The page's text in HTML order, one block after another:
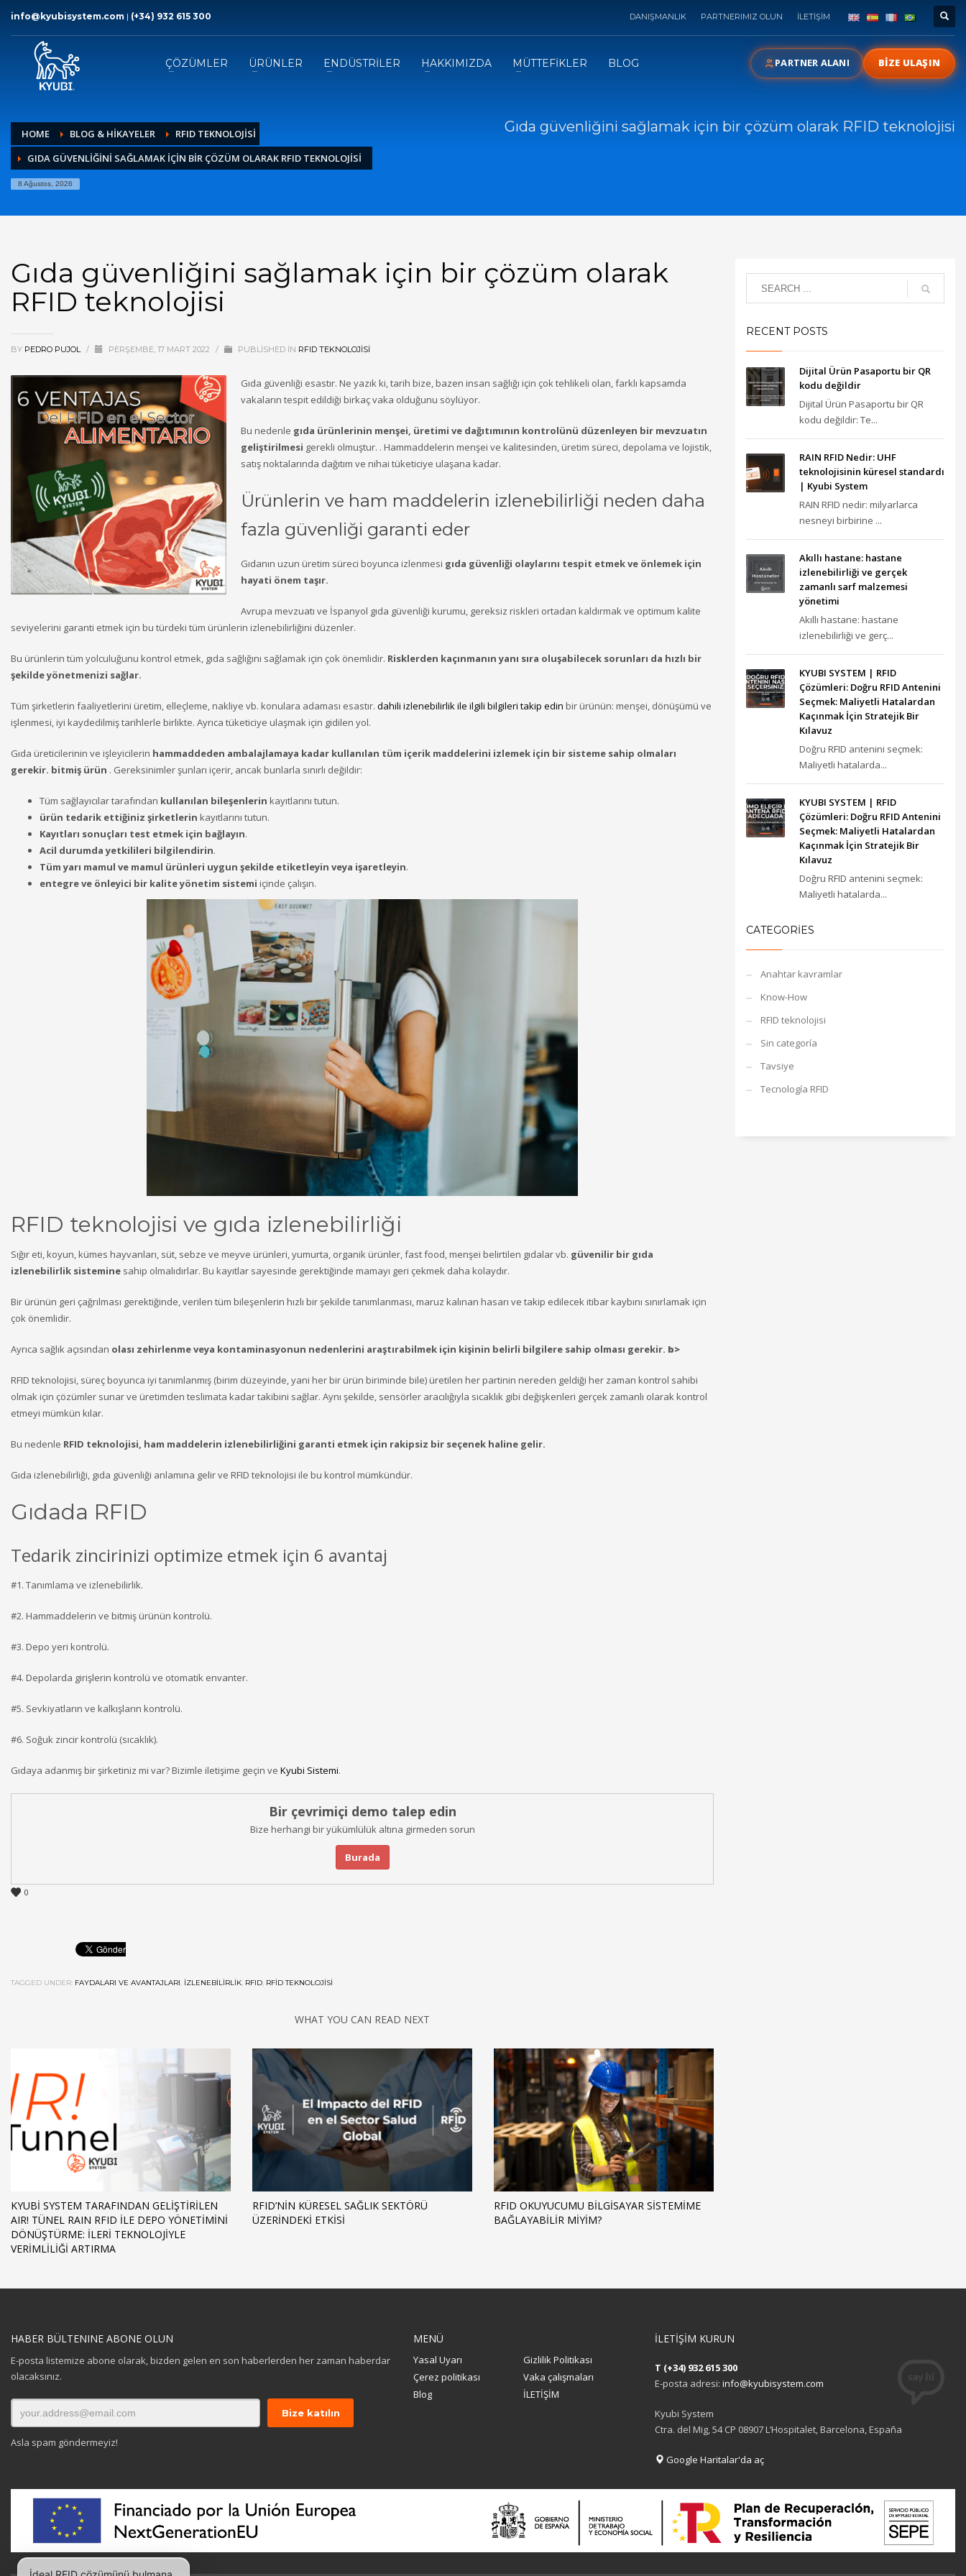
info@kyubisystem.com | (+34) 932 615 300 DANIŞMANLIK PARTNERIMIZ OLUN İLETİŞİM
ÇÖZÜMLER ÜRÜNLER ENDÜSTRİLER HAKKIMIZDA MÜTTEFİKLER BLOG PARTNER ALANI BİZE ULAŞIN
HOME BLOG & HİKAYELER
RFID TEKNOLOJISI
GIDA GÜVENLIĞINI SAĞLAMAK IÇIN BIR ÇÖZÜM OLARAK RFID TEKNOLOJISI
8 Ağustos, 2026
Gıda güvenliğini sağlamak için bir çözüm olarak RFID teknolojisi
Gıda güvenliğini sağlamak için bir çözüm olarak
RFID teknolojisi
BY PEDRO PUJOL / PERŞEMBE, 17 MART 2022 / PUBLISHED IN RFID TEKNOLOJISI
Gıda güvenliği esastır. Ne yazık ki, tarih bize, bazen insan sağlığı için çok tehlikeli olan, farklı kapsamda
vakaların tespit edildiği birkaç vaka olduğunu söylüyor.
Bu nedenle gıda ürünlerinin menşei, üretimi ve dağıtımının kontrolünü düzenleyen bir mevzuatın
geliştirilmesi gerekli olmuştur. . Hammaddelerin menşei ve kalitesinden, üretim süreci, depolama ve lojistik,
satış noktalarında dağıtım ve nihai tüketiciye ulaşana kadar.
Ürünlerin ve ham maddelerin izlenebilirliği neden daha
fazla güvenliği garanti eder
Gıdanın uzun üretim süreci boyunca izlenmesi gıda güvenliği olaylarını tespit etmek ve önlemek için
hayati önem taşır.
Avrupa mevzuatı ve İspanyol gıda güvenliği kurumu, gereksiz riskleri ortadan kaldırmak ve optimum kalite
seviyelerini garanti etmek için bu türdeki tüm ürünlerin izlenebilirliğini düzenler.
Bu ürünlerin tüm yolculuğunu kontrol etmek, gıda sağlığını sağlamak için çok önemlidir. Risklerden kaçınmanın yanı sıra oluşabilecek sorunları da hızlı bir
şekilde yönetmenizi sağlar.
Tüm şirketlerin faaliyetlerini üretim, elleçleme, nakliye vb. konulara adaması esastır. dahili izlenebilirlik ile ilgili bilgileri takip edin bir ürünün: menşei, dönüşümü ve
işlenmesi, iyi kaydedilmiş tarihlerle birlikte. Ayrıca tüketiciye ulaşmak için gidilen yol.
Gıda üreticilerinin ve işleyicilerin hammaddeden ambalajlamaya kadar kullanılan tüm içerik maddelerini izlemek için bir sisteme sahip olmaları
gerekir. bitmiş ürün . Gereksinimler şunları içerir, ancak bunlarla sınırlı değildir:
Tüm sağlayıcılar tarafından kullanılan bileşenlerin kayıtlarını tutun.
ürün tedarik ettiğiniz şirketlerin kayıtlarını tutun.
Kayıtları sonuçları test etmek için bağlayın.
Acil durumda yetkilileri bilgilendirin.
Tüm yarı mamul ve mamul ürünleri uygun şekilde etiketleyin veya işaretleyin.
entegre ve önleyici bir kalite yönetim sistemi içinde çalışın.
RFID teknolojisi ve gıda izlenebilirliği
Sığır eti, koyun, kümes hayvanları, süt, sebze ve meyve ürünleri, yumurta, organik ürünler, fast food, menşei belirtilen gıdalar vb. güvenilir bir gıda
izlenebilirlik sistemine sahip olmalıdırlar. Bu kayıtlar sayesinde gerektiğinde mamayı geri çekmek daha kolaydır.
Bir ürünün geri çağrılması gerektiğinde, verilen tüm bileşenlerin hızlı bir şekilde tanımlanması, maruz kalınan hasarı ve takip edilecek itibar kaybını sınırlamak için
çok önemlidir.
Ayrıca sağlık açısından olası zehirlenme veya kontaminasyonun nedenlerini araştırabilmek için kişinin belirli bilgilere sahip olması gerekir. b>
RFID teknolojisi, süreç boyunca iyi tanımlanmış (birim düzeyinde, yani her bir ürün biriminde bile) üretilen her partinin nereden geldiği her zaman kontrol sahibi
olmak için çözümler sunar ve üretimden teslimata kadar takibini sağlar. Aynı şekilde, sensörler aracılığıyla sıcaklık gibi değişkenleri gerçek zamanlı olarak kontrol
etmeyi mümkün kılar.
Bu nedenle RFID teknolojisi, ham maddelerin izlenebilirliğini garanti etmek için rakipsiz bir seçenek haline gelir.
Gıda izlenebilirliği, gıda güvenliği anlamına gelir ve RFID teknolojisi ile bu kontrol mümkündür.
Gıdada RFID
Tedarik zincirinizi optimize etmek için 6 avantaj
#1. Tanımlama ve izlenebilirlik.
#2. Hammaddelerin ve bitmiş ürünün kontrolü.
#3. Depo yeri kontrolü.
#4. Depolarda girişlerin kontrolü ve otomatik envanter.
#5. Sevkiyatların ve kalkışların kontrolü.
#6. Soğuk zincir kontrolü (sıcaklık).
Gıdaya adanmış bir şirketiniz mi var? Bizimle iletişime geçin ve Kyubi Sistemi.
Bir çevrimiçi demo talep edin
Bize herhangi bir yükümlülük altına girmeden sorun
Burada
0
TAGGED UNDER: FAYDALARI VE AVANTAJLARI, IZLENEBILIRLIK, RFID, RFID TEKNOLOJISI
WHAT YOU CAN READ NEXT
KYUBI SYSTEM TARAFINDAN GELIŞTIRILEN
AIR! TÜNEL RAIN RFID ILE DEPO YÖNETIMINI
DÖNÜŞTÜRME: İLERI TEKNOLOJIYLE
VERIMLILIĞI ARTIRMA
RFID’NIN KÜRESEL SAĞLIK SEKTÖRÜ
ÜZERINDEKI ETKISI
RFID OKUYUCUMU BILGISAYAR SISTEMIME
BAĞLAYABILIR MIYIM?
RECENT POSTS
Dijital Ürün Pasaportu bir QR
kodu değildir
Dijital Ürün Pasaportu bir QR
kodu değildir: Te...
RAIN RFID Nedir: UHF
teknolojisinin küresel standardı
| Kyubi System
RAIN RFID nedir: milyarlarca
nesneyi birbirine ...
Akıllı hastane: hastane
izlenebilirliği ve gerçek
zamanlı sarf malzemesi
yönetimi
Akıllı hastane: hastane
izlenebilirliği ve gerç...
KYUBI SYSTEM | RFID
Çözümleri: Doğru RFID Antenini
Seçmek: Maliyetli Hatalardan
Kaçınmak İçin Stratejik Bir
Kılavuz
Doğru RFID antenini seçmek:
Maliyetli hatalarda...
KYUBI SYSTEM | RFID
Çözümleri: Doğru RFID Antenini
Seçmek: Maliyetli Hatalardan
Kaçınmak İçin Stratejik Bir
Kılavuz
Doğru RFID antenini seçmek:
Maliyetli hatalarda...
CATEGORIES
Anahtar kavramlar
Know-How
RFID teknolojisi
Sin categoría
Tavsiye
Tecnología RFID
HABER BÜLTENINE ABONE OLUN
E-posta listemize abone olarak, bizden gelen en son haberlerden her zaman haberdar
olacaksınız.
Asla spam göndermeyiz!
MENÜ
Yasal Uyarı
Gizlilik Politikası
Çerez politikası
Vaka çalışmaları
Blog
İLETİŞİM
İLETİŞİM KURUN
T (+34) 932 615 300
E-posta adresi: info@kyubisystem.com
Kyubi System
Ctra. del Mig, 54 CP 08907 L’Hospitalet, Barcelona, España
Google Haritalar'da aç